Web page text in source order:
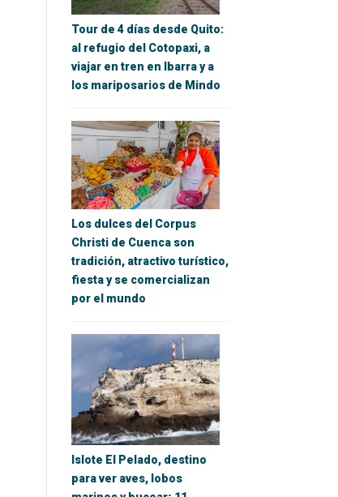
Tour de 4 días desde Quito:
al refugio del Cotopaxi, a
viajar en tren en Ibarra y a
los mariposarios de Mindo
Los dulces del Corpus
Christi de Cuenca son
tradición, atractivo turístico,
fiesta y se comercializan
por el mundo
Islote El Pelado, destino
para ver aves, lobos